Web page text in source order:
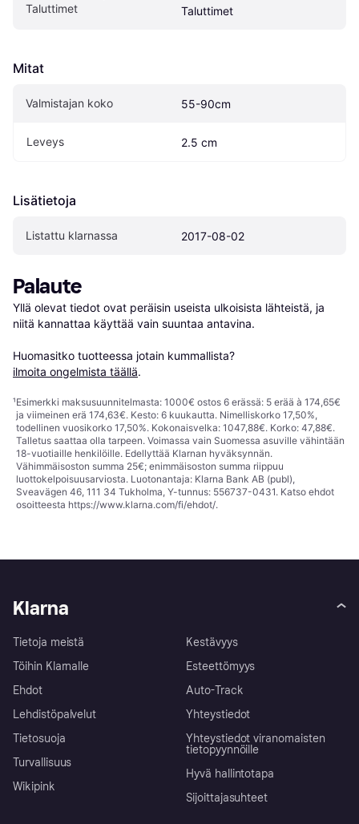
Taluttimet
Taluttimet
Mitat
Valmistajan koko 55-90cm
Leveys 2.5 cm
Lisätietoja
Listattu klarnassa 2017-08-02
Palaute
Yllä olevat tiedot ovat peräisin useista ulkoisista lähteistä, ja
niitä kannattaa käyttää vain suuntaa antavina.
Huomasitko tuotteessa jotain kummallista?
ilmoita ongelmista täällä.
¹Esimerkki maksusuunnitelmasta: 1000€ ostos 6 erässä: 5 erää à 174,65€
ja viimeinen erä 174,63€. Kesto: 6 kuukautta. Nimelliskorko 17,50%,
todellinen vuosikorko 17,50%. Kokonaisvelka: 1047,88€. Korko: 47,88€.
Talletus saattaa olla tarpeen. Voimassa vain Suomessa asuville vähintään
18-vuotiaille henkilöille. Edellyttää Klarnan hyväksynnän.
Vähimmäisoston summa 25€; enimmäisoston summa riippuu
luottokelpoisuusarviosta. Luotonantaja: Klarna Bank AB (publ),
Sveavägen 46, 111 34 Tukholma, Y-tunnus: 556737-0431. Katso ehdot
osoitteesta https://www.klarna.com/fi/ehdot/.
Klarna
Tietoja meistä
Töihin Klarnalle
Ehdot
Lehdistöpalvelut
Tietosuoja
Turvallisuus
Wikipink
Kestävyys
Esteettömyys
Auto-Track
Yhteystiedot
Yhteystiedot viranomaisten
tietopyynnöille
Hyvä hallintotapa
Sijoittajasuhteet